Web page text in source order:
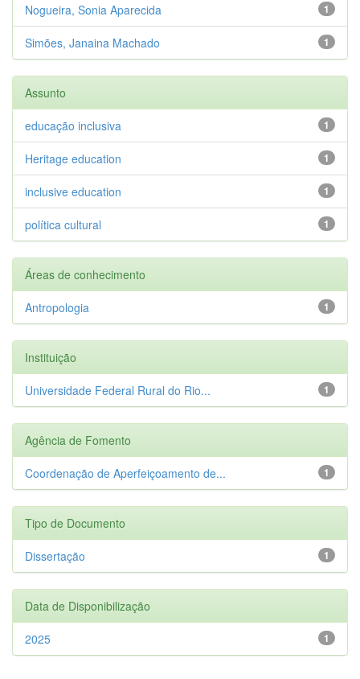
1
Nogueira, Sonia Aparecida
1
Simões, Janaina Machado
Assunto
1
educação inclusiva
1
Heritage education
1
inclusive education
1
política cultural
Áreas de conhecimento
1
Antropologia
Instituição
1
Universidade Federal Rural do Rio...
Agência de Fomento
1
Coordenação de Aperfeiçoamento de...
Tipo de Documento
1
Dissertação
Data de Disponibilização
1
2025